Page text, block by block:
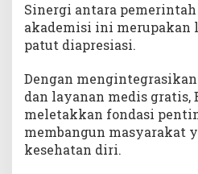
Sinergi antara pemerintah
akademisi ini merupakan
patut diapresiasi.
Dengan
dan layanan medis gratis,
meletakkan fondasi
membangun masyarakat
kesehatan diri.